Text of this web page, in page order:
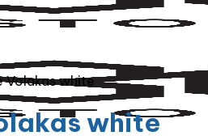
Volakas white
white